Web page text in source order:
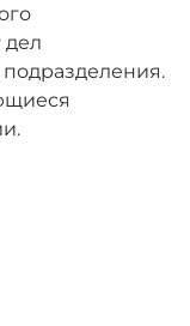
дел
подразделения.